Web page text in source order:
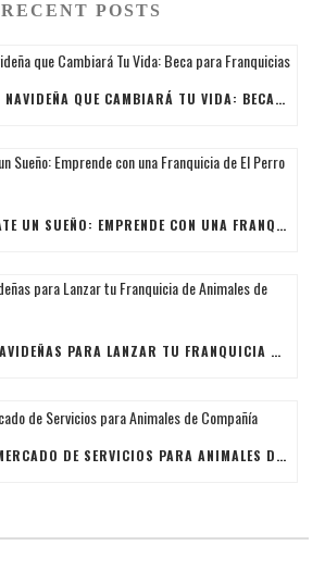
RECENT POSTS
LA OPORTUNIDAD NAVIDEÑA QUE CAMBIARÁ TU VIDA: BECA PARA FRANQUICIAS
ESTE AÑO, REGÁLATE UN SUEÑO: EMPRENDE CON UNA FRANQUICIA DE EL PERRO FELIZ
ÚLTIMAS BECAS NAVIDEÑAS PARA LANZAR TU FRANQUICIA DE ANIMALES DE COMPAÑÍA
TENDENCIAS DEL MERCADO DE SERVICIOS PARA ANIMALES DE COMPAÑÍA